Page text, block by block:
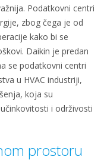
Podatkovni centri
zbog čega je od
kako bi se
Daikin je predan
se podatkovni centri
u HVAC industriji,
koja su
i održivosti
prostoru